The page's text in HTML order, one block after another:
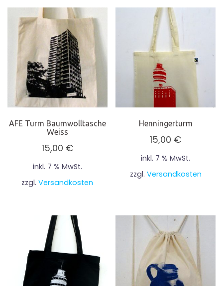
AFE Turm Baumwolltasche
Weiss
15,00 €
inkl. 7 % MwSt.
zzgl.Versandkosten
Henningerturm
15,00 €
inkl. 7 % MwSt.
zzgl. Versandkosten